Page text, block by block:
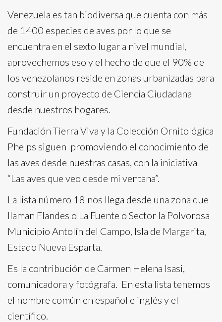
Venezuela es tan biodiversa que cuenta con más
de 1400 especies de aves por lo que se
encuentra en el sexto lugar a nivel mundial,
aprovechemos eso y el hecho de que el 90% de
los venezolanos reside en zonas urbanizadas para
construir un proyecto de Ciencia Ciudadana
desde nuestros hogares.
Fundación Tierra Viva y la Colección Ornitológica
Phelps siguen promoviendo el conocimiento de
las aves desde nuestras casas, con la iniciativa
“Las aves que veo desde mi ventana”.
La lista número 18 nos llega desde una zona que
llaman Flandes o La Fuente o Sector la Polvorosa
Municipio Antolín del Campo, Isla de Margarita,
Estado Nueva Esparta.
Es la contribución de Carmen Helena Isasi,
comunicadora y fotógrafa. En esta lista tenemos
el nombre común en español e inglés y el
científico.